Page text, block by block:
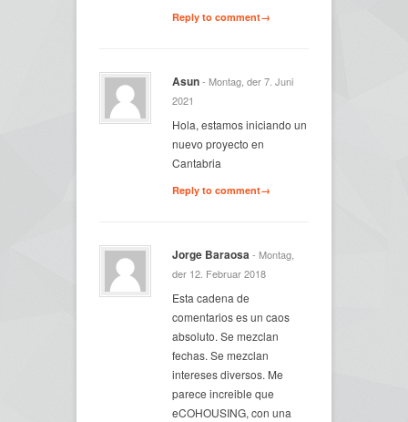
Reply to comment→
Asun- Montag, der 7. Juni
2021
Hola, estamos iniciando un
nuevo proyecto en
Cantabria
Reply to comment→
Jorge Baraosa- Montag,
der 12. Februar 2018
Esta cadena de
comentarios es un caos
absoluto. Se mezclan
fechas. Se mezclan
intereses diversos. Me
parece increible que
eCOHOUSING, con una